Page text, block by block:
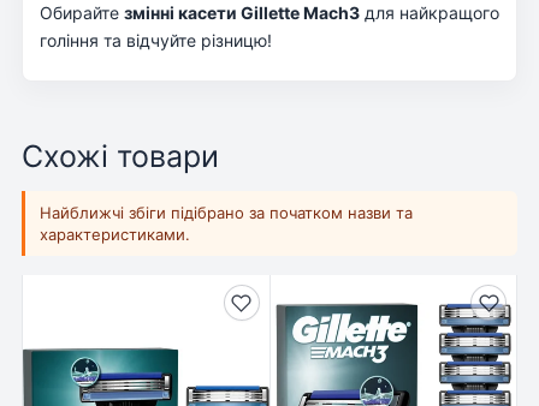
Обирайте змінні касети Gillette Mach3 для найкращого
гоління та відчуйте різницю!
Схожі товари
Найближчі збіги підібрано за початком назви та
характеристиками.